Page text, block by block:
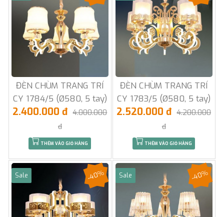
ĐÈN CHÙM TRANG TRÍ
CY 1784/5 (Ø580, 5 tay)
2.400.000 đ 4.000.000
đ
THÊM VÀO GIỎ HÀNG
ĐÈN CHÙM TRANG TRÍ
CY 1783/5 (Ø580, 5 tay)
2.520.000 đ 4.200.000
đ
THÊM VÀO GIỎ HÀNG
Sale -40% Sale -40%